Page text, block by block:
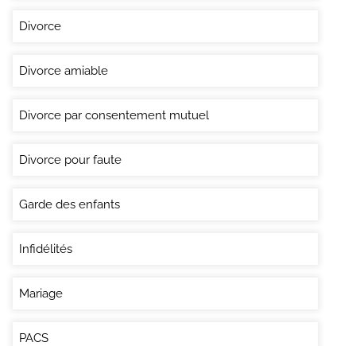
Divorce
Divorce amiable
Divorce par consentement mutuel
Divorce pour faute
Garde des enfants
Infidélités
Mariage
PACS